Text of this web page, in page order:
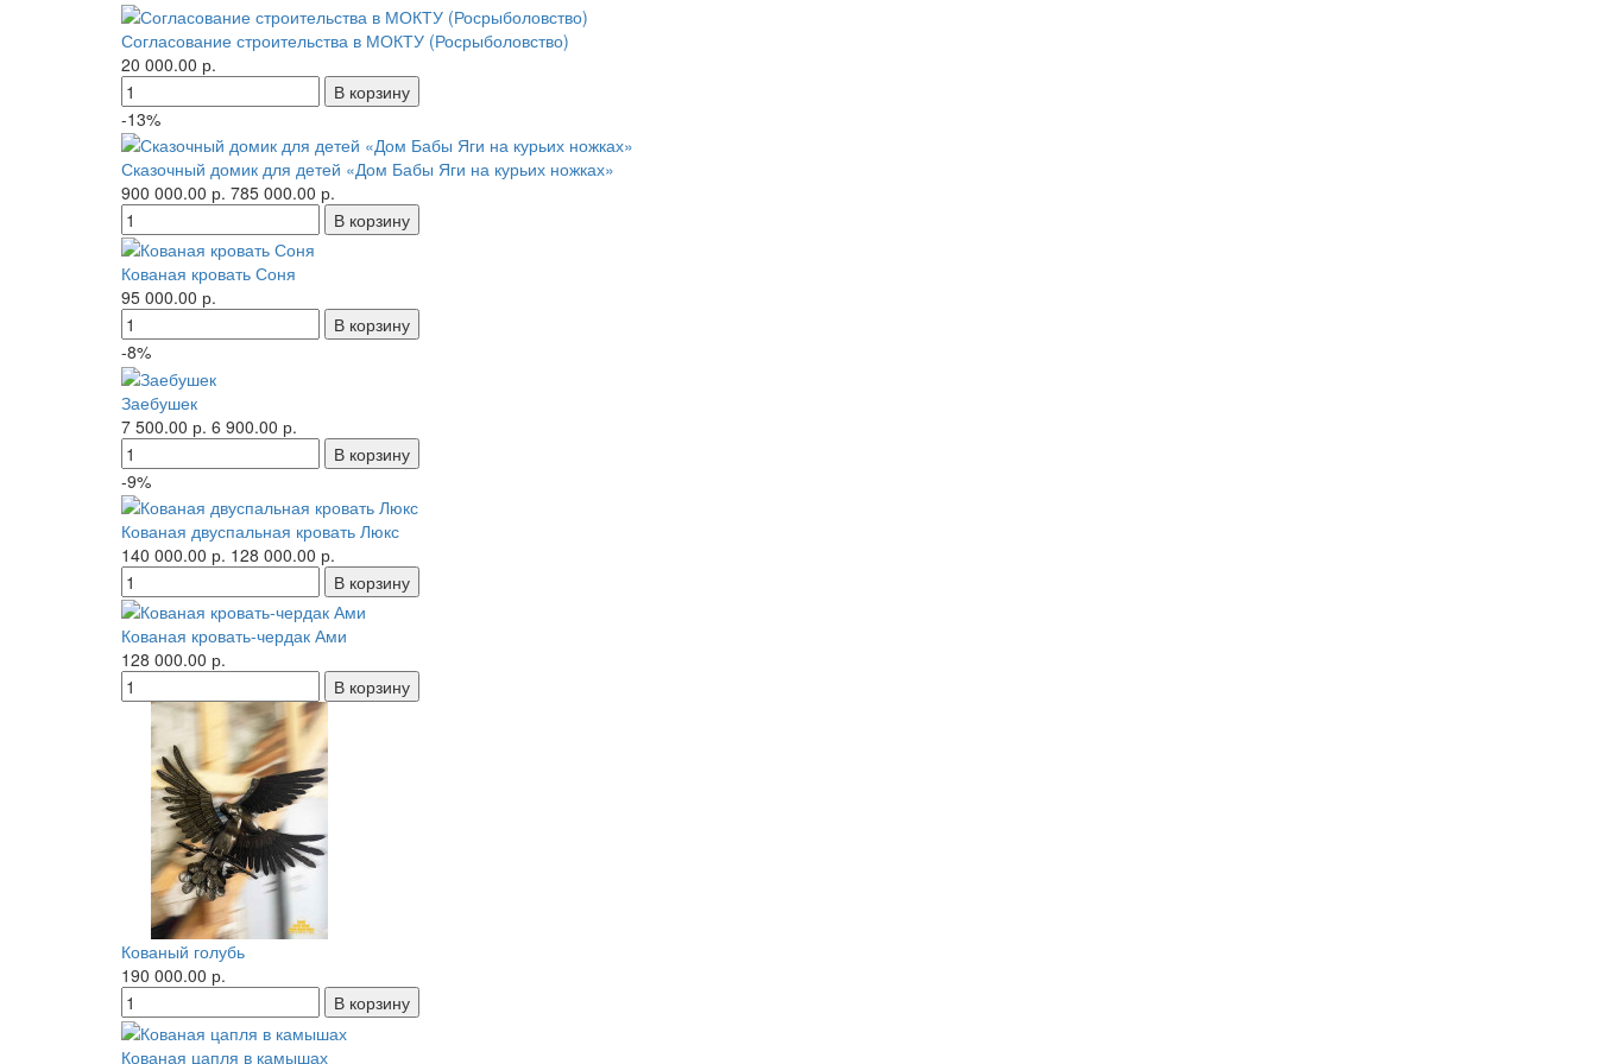
Согласование строительства в МОКТУ (Росрыболовство)
20 000.00 р.
-13%
Сказочный домик для детей «Дом Бабы Яги на курьих ножках»
900 000.00 р. 785 000.00 р.
Кованая кровать Соня
95 000.00 р.
-8%
Заебушек
7 500.00 р. 6 900.00 р.
-9%
Кованая двуспальная кровать Люкс
140 000.00 р. 128 000.00 р.
Кованая кровать-чердак Ами
128 000.00 р.
Кованый голубь
190 000.00 р.
Кованая цапля в камышах